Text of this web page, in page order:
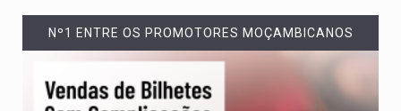
Nº1 ENTRE OS PROMOTORES MOÇAMBICANOS